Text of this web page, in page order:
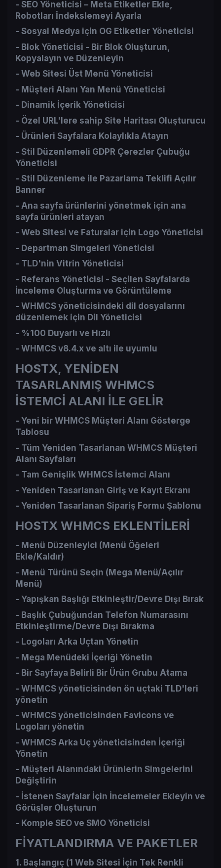
- SEO Yöneticisi – Meta Etiketler Ekle,
Robotları İndekslemeyi Ayarla​
- Sosyal Medya için OG Etiketler Yöneticisi​
- Blok Yöneticisi - Bir Blok Oluşturun,
Kopyalayın ve Düzenleyin​
- Web Sitesi Üst Menü Yöneticisi​
- Müşteri Alanı Yan Menü Yöneticisi​
- Dinamik İçerik Yöneticisi​
- Özel URL'lere sahip Site Haritası Oluşturucu​
- Ürünleri Sayfalara Kolaylıkla Atayın​
- Stil Düzenlemeli GDPR Çerezler Çubuğu
Yöneticisi​
- Stil Düzenleme ile Pazarlama Teklifi Açılır
Banner​
- Ana sayfa ürünlerini yönetmek için ana
sayfa ürünleri atayan​
- Web Sitesi ve Faturalar için Logo Yöneticisi​
- Departman Simgeleri Yöneticisi​
- TLD'nin Vitrin Yöneticisi​
- Referans Yöneticisi - Seçilen Sayfalarda
İnceleme Oluşturma ve Görüntüleme​
- WHMCS yöneticisindeki dil dosyalarını
düzenlemek için Dil Yöneticisi​
- %100 Duyarlı ve Hızlı​
- WHMCS v8.4.x ve altı ile uyumlu​
HOSTX, YENİDEN
TASARLANMIŞ WHMCS
İSTEMCİ ALANI İLE GELİR
- Yeni bir WHMCS Müşteri Alanı Gösterge
Tablosu​
- Tüm Yeniden Tasarlanan WHMCS Müşteri
Alanı Sayfaları​
- Tam Genişlik WHMCS İstemci Alanı​
- Yeniden Tasarlanan Giriş ve Kayıt Ekranı​
- Yeniden Tasarlanan Sipariş Formu Şablonu​
HOSTX WHMCS EKLENTİLERİ
- Menü Düzenleyici (Menü Öğeleri
Ekle/Kaldır)​
- Menü Türünü Seçin (Mega Menü/Açılır
Menü)​
- Yapışkan Başlığı Etkinleştir/Devre Dışı Bırak​
- Başlık Çubuğundan Telefon Numarasını
Etkinleştirme/Devre Dışı Bırakma​
- Logoları Arka Uçtan Yönetin​
- Mega Menüdeki İçeriği Yönetin​
- Bir Sayfaya Belirli Bir Ürün Grubu Atama​
- WHMCS yöneticisinden ön uçtaki TLD'leri
yönetin​
- WHMCS yöneticisinden Favicons ve
Logoları yönetin​
- WHMCS Arka Uç yöneticisinden İçeriği
Yönetin​
- Müşteri Alanındaki Ürünlerin Simgelerini
Değiştirin​
- İstenen Sayfalar İçin İncelemeler Ekleyin ve
Görüşler Oluşturun​
- Komple SEO ve SMO Yöneticisi​
FİYATLANDIRMA VE PAKETLER
1. Başlangıç (1 Web Sitesi İçin Tek Renkli